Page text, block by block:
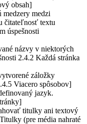
obsah]
medzi
čitateľnosť textu
úspešnosti
názvy v niektorých
2.4.2 Každá stránka
záložky
Viacero spôsobov]
jazyk.
titulky ani textový
(pre média nahraté